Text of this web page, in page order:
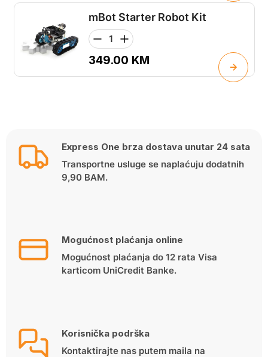
mBot Starter Robot Kit
349.00 KM
Express One brza dostava unutar 24 sata
Transportne usluge se naplaćuju dodatnih
9,90 BAM.
Mogućnost plaćanja online
Mogućnost plaćanja do 12 rata Visa
karticom UniCredit Banke.
Korisnička podrška
Kontaktirajte nas putem maila na